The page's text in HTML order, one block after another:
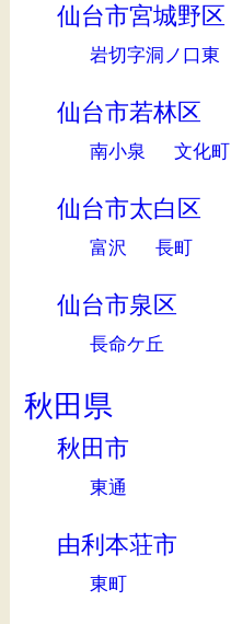
仙台市宮城野区
岩切字洞ノ口東
仙台市若林区
南小泉 文化町
仙台市太白区
富沢 長町
仙台市泉区
長命ケ丘
秋田県
秋田市
東通
由利本荘市
東町